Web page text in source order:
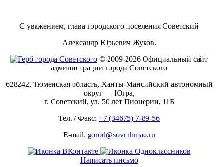
С уважением, глава городского поселения Советский
Александр Юрьевич Жуков.
© 2009-2026 Официальный сайт
администрации города Советского
628242, Тюменская область, Ханты-Мансийский автономный
округ — Югра,
г. Советский, ул. 50 лет Пионерии, 11Б
Тел. / Факс: +7 (34675) 7-89-56
E-mail: gorod@sovrnhmao.ru
Написать письмо